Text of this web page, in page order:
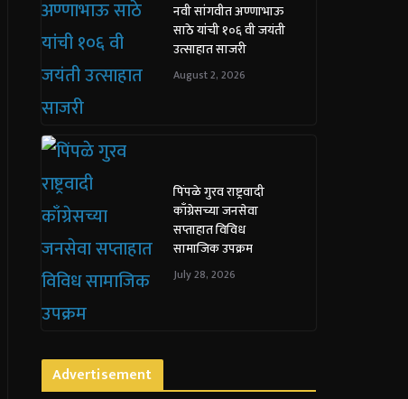
नवी सांगवीत अण्णाभाऊ
साठे यांची १०६ वी जयंती
उत्साहात साजरी
August 2, 2026
पिंपळे गुरव राष्ट्रवादी
काँग्रेसच्या जनसेवा
सप्ताहात विविध
सामाजिक उपक्रम
July 28, 2026
Advertisement